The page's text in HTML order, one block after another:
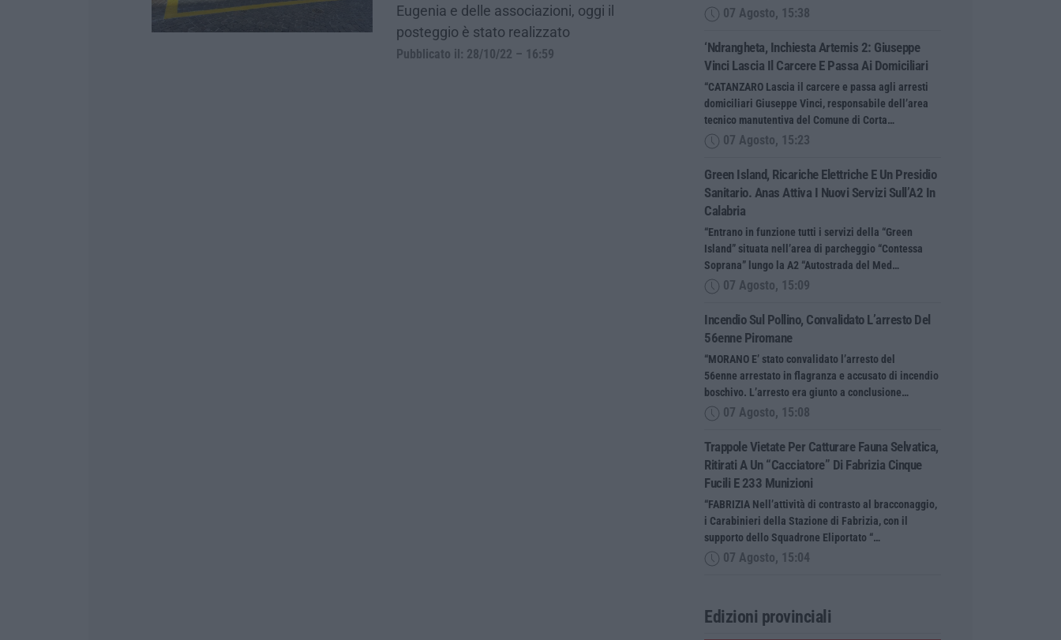
Eugenia e delle associazioni, oggi il
posteggio è stato realizzato
Pubblicato il: 28/10/22 – 16:59
07 Agosto, 15:38
‘Ndrangheta, Inchiesta Artemis 2: Giuseppe
Vinci Lascia Il Carcere E Passa Ai Domiciliari
“CATANZARO Lascia il carcere e passa agli arresti
domiciliari Giuseppe Vinci, responsabile dell’area
tecnico manutentiva del Comune di Corta…
07 Agosto, 15:23
Green Island, Ricariche Elettriche E Un Presidio
Sanitario. Anas Attiva I Nuovi Servizi Sull’A2 In
Calabria
“Entrano in funzione tutti i servizi della “Green
Island” situata nell’area di parcheggio “Contessa
Soprana” lungo la A2 “Autostrada del Med…
07 Agosto, 15:09
Incendio Sul Pollino, Convalidato L’arresto Del
56enne Piromane
“MORANO E’ stato convalidato l’arresto del
56enne arrestato in flagranza e accusato di incendio
boschivo. L’arresto era giunto a conclusione…
07 Agosto, 15:08
Trappole Vietate Per Catturare Fauna Selvatica,
Ritirati A Un “cacciatore” Di Fabrizia Cinque
Fucili E 233 Munizioni
“FABRIZIA Nell’attività di contrasto al bracconaggio,
i Carabinieri della Stazione di Fabrizia, con il
supporto dello Squadrone Eliportato “…
07 Agosto, 15:04
Edizioni provinciali